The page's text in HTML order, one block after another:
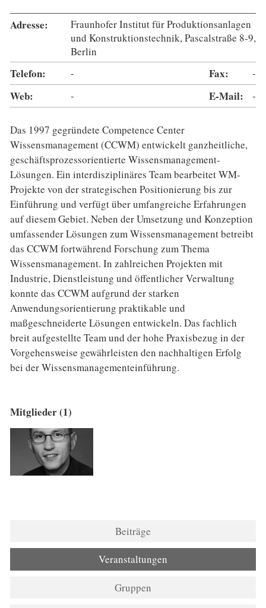
Adresse:
Fraunhofer Institut für Produktionsanlagen
und Konstruktionstechnik, Pascalstraße 8-9,
Berlin
Telefon: - Fax: -
Web: - E-Mail: -
Das 1997 gegründete Competence Center
Wissensmanagement (CCWM) entwickelt ganzheitliche,
geschäftsprozessorientierte Wissensmanagement-
Lösungen. Ein interdisziplinäres Team bearbeitet WM-
Projekte von der strategischen Positionierung bis zur
Einführung und verfügt über umfangreiche Erfahrungen
auf diesem Gebiet. Neben der Umsetzung und Konzeption
umfassender Lösungen zum Wissensmanagement betreibt
das CCWM fortwährend Forschung zum Thema
Wissensmanagement. In zahlreichen Projekten mit
Industrie, Dienstleistung und öffentlicher Verwaltung
konnte das CCWM aufgrund der starken
Anwendungsorientierung praktikable und
maßgeschneiderte Lösungen entwickeln. Das fachlich
breit aufgestellte Team und der hohe Praxisbezug in der
Vorgehensweise gewährleisten den nachhaltigen Erfolg
bei der Wissensmanagementeinführung.
Mitglieder (1)
Beiträge
Veranstaltungen
Gruppen